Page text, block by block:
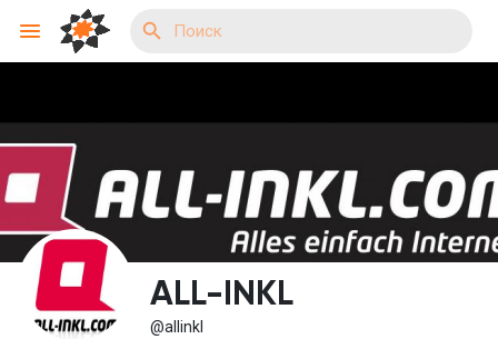
Reels
Найти Мероприятия
Мои события
ALL-INKL
@allinkl